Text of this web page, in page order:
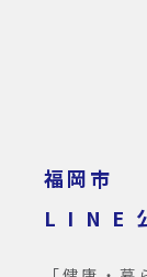
福岡市
L I N E